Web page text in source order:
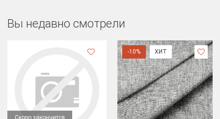
Вы недавно смотрели
-10% ХИТ